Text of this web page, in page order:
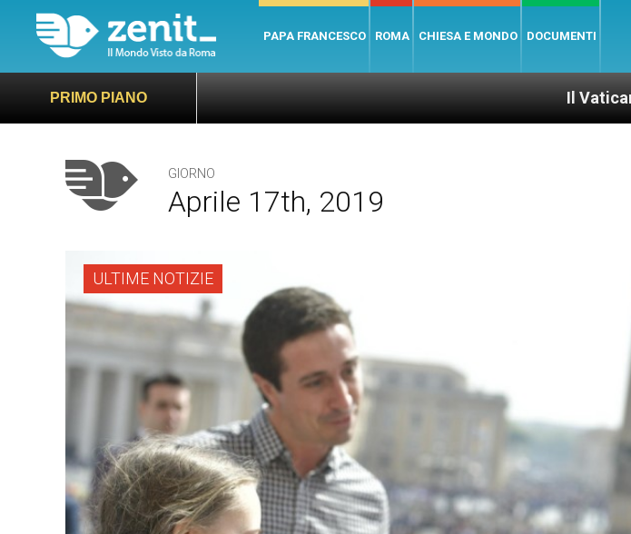
PAPA FRANCESCO ROMA CHIESA E MONDO DOCUMENTI
PRIMO PIANO Il Vaticano offre 20 punti
GIORNO
Aprile 17th, 2019
ULTIME NOTIZIE